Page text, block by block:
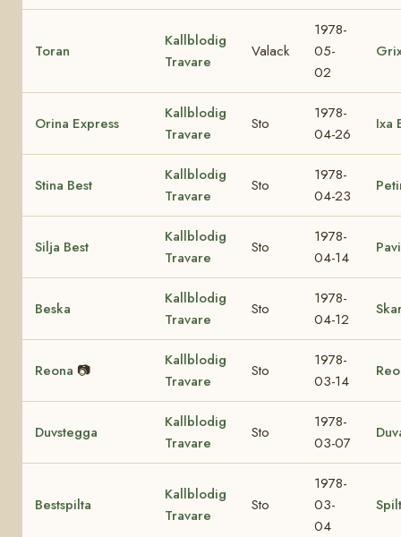
Toran
Kallblodig
Travare
Valack
1978-
05-
02
Orina Express
Kallblodig
Travare
Sto
1978-
04-26
Ixa
Stina Best
Kallblodig
Travare
Sto
1978-
04-23
Silja Best
Kallblodig
Travare
Sto
1978-
04-14
Beska
Kallblodig
Travare
Sto
1978-
04-12
Reona 📷
Kallblodig
Travare
Sto
1978-
03-14
Duvstegga
Kallblodig
Travare
Sto
1978-
03-07
Bestspilta
Kallblodig
Travare
Sto
1978-
03-
04